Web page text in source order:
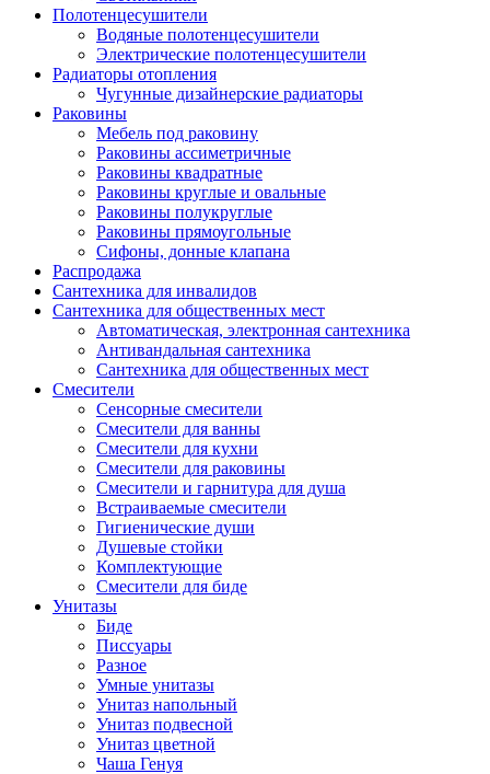
Полотенцесушители
Водяные полотенцесушители
Электрические полотенцесушители
Радиаторы отопления
Чугунные дизайнерские радиаторы
Раковины
Мебель под раковину
Раковины ассиметричные
Раковины квадратные
Раковины круглые и овальные
Раковины полукруглые
Раковины прямоугольные
Сифоны, донные клапана
Распродажа
Сантехника для инвалидов
Сантехника для общественных мест
Автоматическая, электронная сантехника
Антивандальная сантехника
Сантехника для общественных мест
Смесители
Сенсорные смесители
Смесители для ванны
Смесители для кухни
Смесители для раковины
Смесители и гарнитура для душа
Встраиваемые смесители
Гигиенические души
Душевые стойки
Комплектующие
Смесители для биде
Унитазы
Биде
Писсуары
Разное
Умные унитазы
Унитаз напольный
Унитаз подвесной
Унитаз цветной
Чаша Генуя